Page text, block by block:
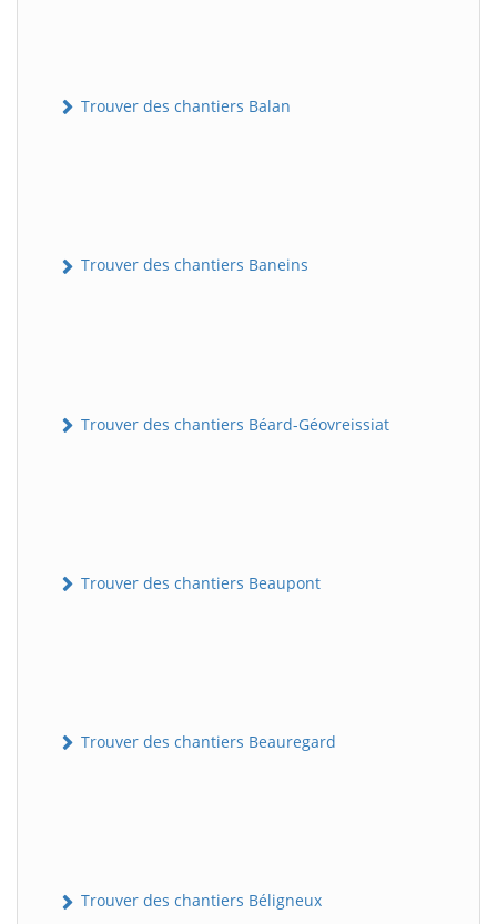
Trouver des chantiers Balan
Trouver des chantiers Baneins
Trouver des chantiers Béard-Géovreissiat
Trouver des chantiers Beaupont
Trouver des chantiers Beauregard
Trouver des chantiers Béligneux